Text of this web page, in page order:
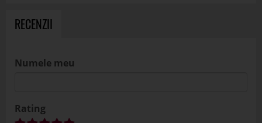
RECENZII
Numele meu
Rating